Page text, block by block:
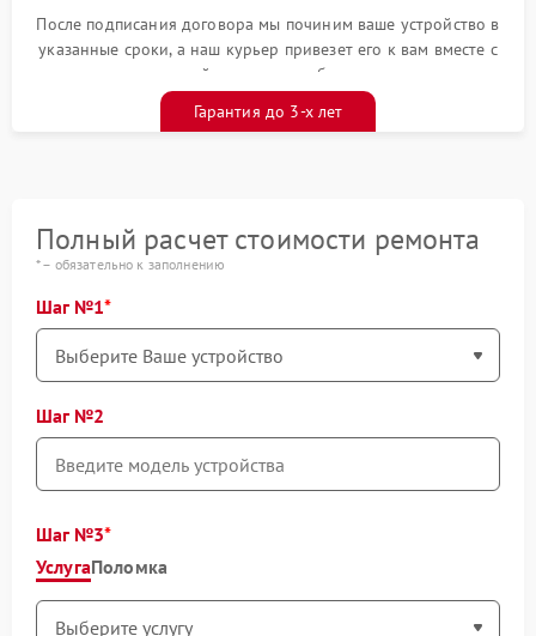
После подписания договора мы починим ваше устройство в
указанные сроки, а наш курьер привезет его к вам вместе с
гарантийным талоном бесплатно
Гарантия до 3-х лет
Полный расчет стоимости ремонта
* – обязательно к заполнению
Шаг №1
Шаг №2
Шаг №3
УслугаПоломка